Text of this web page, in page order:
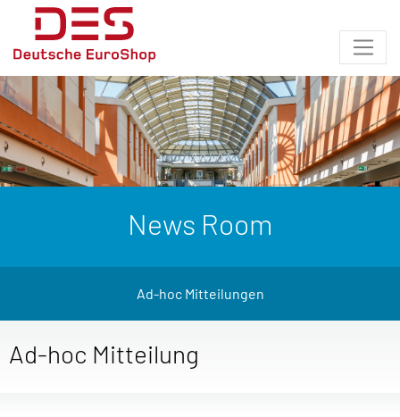
News Room
Ad-hoc Mitteilungen
Ad-hoc Mitteilung